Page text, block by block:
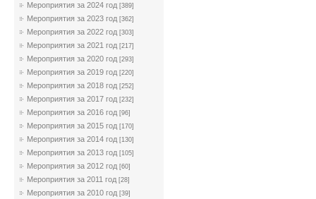
Мероприятия за 2024 год [389]
Мероприятия за 2023 год [362]
Мероприятия за 2022 год [303]
Мероприятия за 2021 год [217]
Мероприятия за 2020 год [293]
Мероприятия за 2019 год [220]
Мероприятия за 2018 год [252]
Мероприятия за 2017 год [232]
Мероприятия за 2016 год [96]
Мероприятия за 2015 год [170]
Мероприятия за 2014 год [130]
Мероприятия за 2013 год [105]
Мероприятия за 2012 год [60]
Мероприятия за 2011 год [28]
Мероприятия за 2010 год [39]